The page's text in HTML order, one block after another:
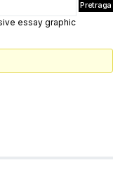
essay graphic